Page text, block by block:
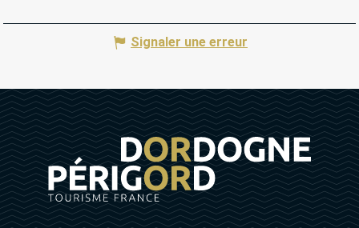
Signaler une erreur